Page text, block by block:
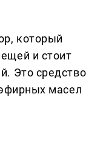
который
и стоит
Это средство
масел